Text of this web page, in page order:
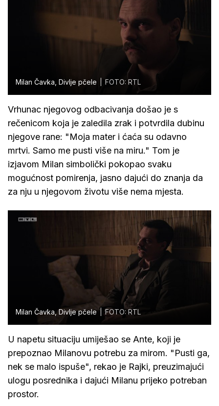
Milan Čavka, Divlje pčele FOTO: RTL
Vrhunac njegovog odbacivanja došao je s
rečenicom koja je zaledila zrak i potvrdila dubinu
njegove rane: "Moja mater i ćaća su odavno
mrtvi. Samo me pusti više na miru." Tom je
izjavom Milan simbolički pokopao svaku
mogućnost pomirenja, jasno dajući do znanja da
za nju u njegovom životu više nema mjesta.
Milan Čavka, Divlje pčele FOTO: RTL
U napetu situaciju umiješao se Ante, koji je
prepoznao Milanovu potrebu za mirom. "Pusti ga,
nek se malo ispuše", rekao je Rajki, preuzimajući
ulogu posrednika i dajući Milanu prijeko potreban
prostor.